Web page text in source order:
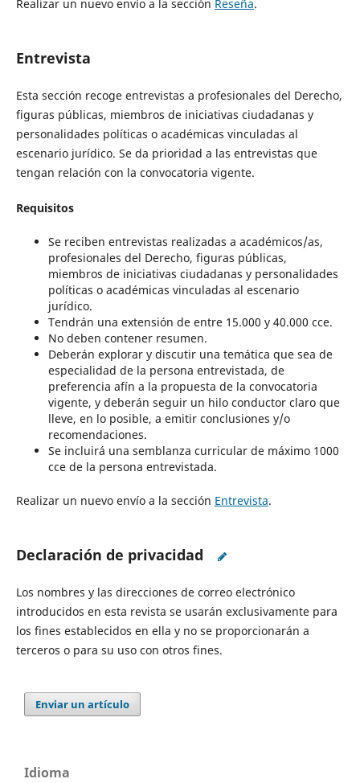
Realizar un nuevo envío a la sección Reseña.
Entrevista
Esta sección recoge entrevistas a profesionales del Derecho,
figuras públicas, miembros de iniciativas ciudadanas y
personalidades políticas o académicas vinculadas al
escenario jurídico. Se da prioridad a las entrevistas que
tengan relación con la convocatoria vigente.
Requisitos
Se reciben entrevistas realizadas a académicos/as,
profesionales del Derecho, figuras públicas,
miembros de iniciativas ciudadanas y personalidades
políticas o académicas vinculadas al escenario
jurídico.
Tendrán una extensión de entre 15.000 y 40.000 cce.
No deben contener resumen.
Deberán explorar y discutir una temática que sea de
especialidad de la persona entrevistada, de
preferencia afín a la propuesta de la convocatoria
vigente, y deberán seguir un hilo conductor claro que
lleve, en lo posible, a emitir conclusiones y/o
recomendaciones.
Se incluirá una semblanza curricular de máximo 1000
cce de la persona entrevistada.
Realizar un nuevo envío a la sección Entrevista.
Declaración de privacidad
Los nombres y las direcciones de correo electrónico
introducidos en esta revista se usarán exclusivamente para
los fines establecidos en ella y no se proporcionarán a
terceros o para su uso con otros fines.
Enviar un artículo
Idioma